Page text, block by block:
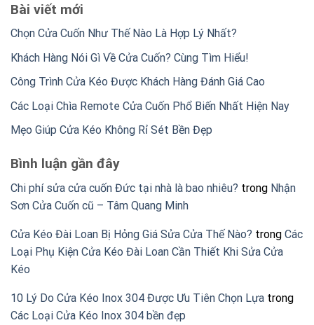
Bài viết mới
Chọn Cửa Cuốn Như Thế Nào Là Hợp Lý Nhất?
Khách Hàng Nói Gì Về Cửa Cuốn? Cùng Tìm Hiểu!
Công Trình Cửa Kéo Được Khách Hàng Đánh Giá Cao
Các Loại Chìa Remote Cửa Cuốn Phổ Biến Nhất Hiện Nay
Mẹo Giúp Cửa Kéo Không Rỉ Sét Bền Đẹp
Bình luận gần đây
Chi phí sửa cửa cuốn Đức tại nhà là bao nhiêu? trong Nhận
Sơn Cửa Cuốn cũ – Tâm Quang Minh
Cửa Kéo Đài Loan Bị Hỏng Giá Sửa Cửa Thế Nào? trong Các
Loại Phụ Kiện Cửa Kéo Đài Loan Cần Thiết Khi Sửa Cửa
Kéo
10 Lý Do Cửa Kéo Inox 304 Được Ưu Tiên Chọn Lựa trong
Các Loại Cửa Kéo Inox 304 bền đẹp